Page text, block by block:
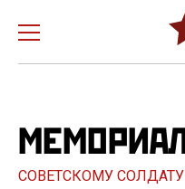
СОВЕТСКОМУ СОЛДАТУ